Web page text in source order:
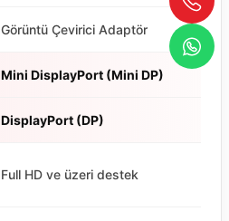
Görüntü Çevirici Adaptör
Mini DisplayPort (Mini DP)
DisplayPort (DP)
Full HD ve üzeri destek